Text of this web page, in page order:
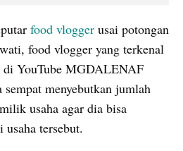
food vlogger usai potongan
food vlogger yang terkenal
di YouTube MGDALENAF
menyebutkan jumlah
usaha agar dia bisa
tersebut.